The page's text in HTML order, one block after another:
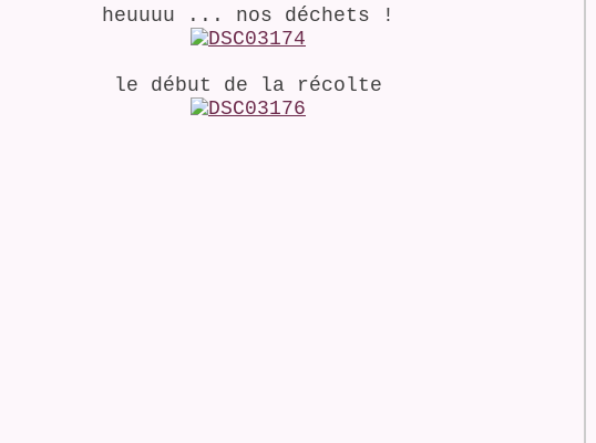
heuuuu ... nos déchets !
le début de la récolte